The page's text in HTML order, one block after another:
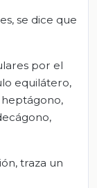
se dice que
por el
equilátero,
traza un